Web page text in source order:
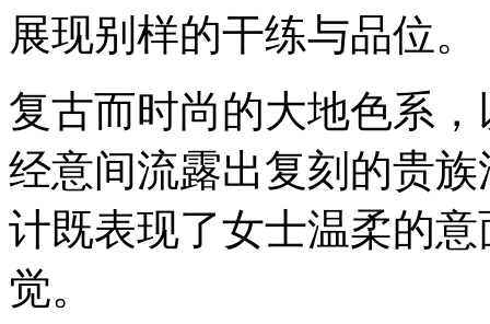
展现别样的干练与品位。
复古而时尚的大地色系
经意间流露出复刻的贵
计既表现了女士温柔的
觉。